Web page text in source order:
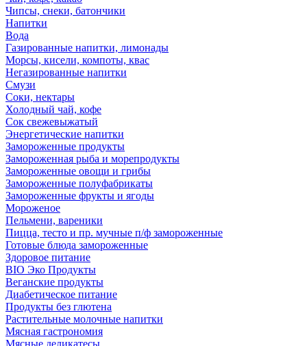
Чипсы, снеки, батончики
Напитки
Вода
Газированные напитки, лимонады
Морсы, кисели, компоты, квас
Негазированные напитки
Смузи
Соки, нектары
Холодный чай, кофе
Сок свежевыжатый
Энергетические напитки
Замороженные продукты
Замороженная рыба и морепродукты
Замороженные овощи и грибы
Замороженные полуфабрикаты
Замороженные фрукты и ягоды
Мороженое
Пельмени, вареники
Пицца, тесто и пр. мучные п/ф замороженные
Готовые блюда замороженные
Здоровое питание
BIO Эко Продукты
Веганские продукты
Диабетическое питание
Продукты без глютена
Растительные молочные напитки
Мясная гастрономия
Мясные деликатесы